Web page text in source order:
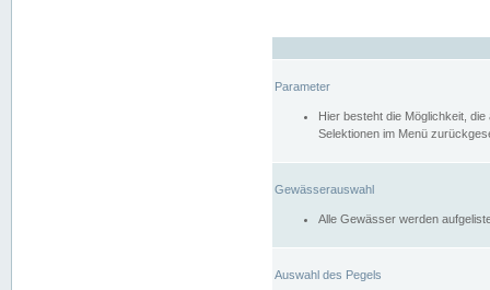
Parameter
Hier besteht die Möglichkeit,
Selektionen im Menü
Gewässerauswahl
Alle Gewässer werden
Auswahl des Pegels